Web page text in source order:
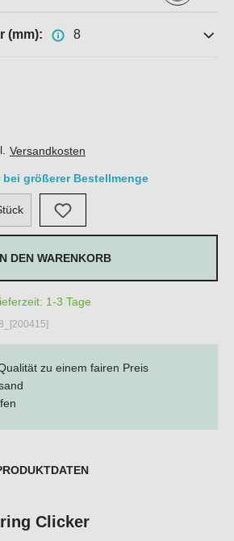
(mm): 8
Versandkosten
größerer Bestellmenge
den gewünschten Wert ein oder
DEN WARENKORB
1-3 Tage
zu einem fairen Preis
Clicker